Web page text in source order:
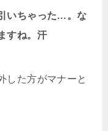
いちゃった…。な
すね。汗
した方がマナーと